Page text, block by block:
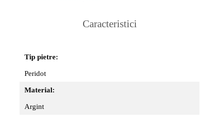
Caracteristici
Tip pietre:
Peridot
Material:
Argint